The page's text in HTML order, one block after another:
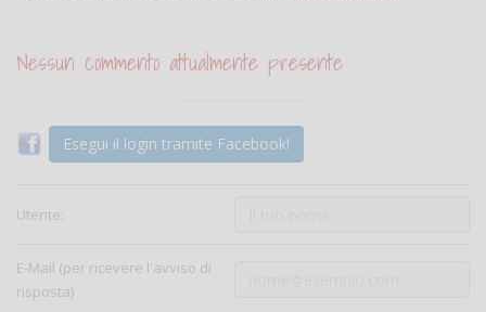
Nessun commento attualmente presente
Esegui il login tramite Facebook!
Utente:
E-Mail (per ricevere l'avviso di
risposta)